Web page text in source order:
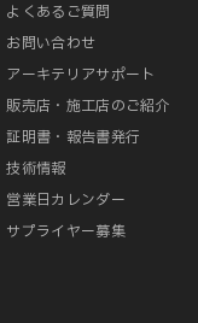
よくあるご質問
お問い合わせ
アーキテリアサポート
販売店・施工店のご紹介
証明書・報告書発行
技術情報
営業日カレンダー
サプライヤー募集